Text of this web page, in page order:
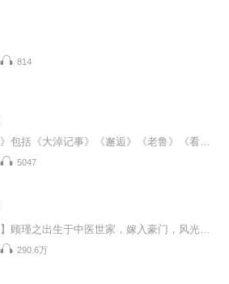
814
5047
290.6万